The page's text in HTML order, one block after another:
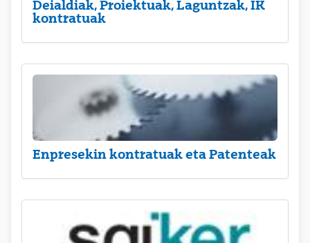
Deialdiak, Proiektuak, Laguntzak, IK
kontratuak
Enpresekin kontratuak eta Patenteak